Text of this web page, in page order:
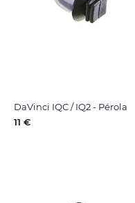
DaVinci IQC / IQ2 - Pérola
11 €